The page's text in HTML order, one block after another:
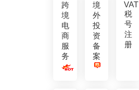
跨
境
电
商
服
务
境
外
投
资
备
案
VAT
税
号
注
册